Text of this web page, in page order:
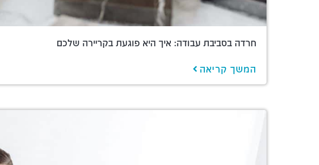
חרדה בסביבת עבודה: איך היא פוגעת בקריירה שלכם
המשך קריאה